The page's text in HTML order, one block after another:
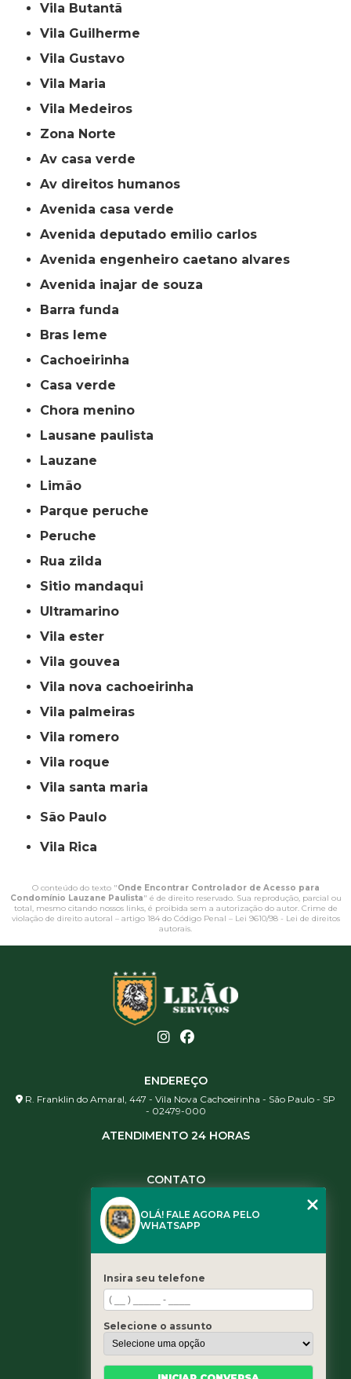
Vila Butantã
Vila Guilherme
Vila Gustavo
Vila Maria
Vila Medeiros
Zona Norte
av casa verde
av direitos humanos
avenida casa verde
avenida deputado emilio carlos
avenida engenheiro caetano alvares
avenida inajar de souza
barra funda
bras leme
cachoeirinha
casa verde
chora menino
lausane paulista
lauzane
limão
parque peruche
peruche
rua zilda
sitio mandaqui
ultramarino
vila ester
vila gouvea
vila nova cachoeirinha
vila palmeiras
vila romero
vila roque
vila santa maria
São Paulo
Vila Rica
O conteúdo do texto "Onde Encontrar Controlador de Acesso para
Condomínio Lauzane Paulista" é de direito reservado. Sua reprodução, parcial ou
total, mesmo citando nossos links, é proibida sem a autorização do autor. Crime de
violação de direito autoral – artigo 184 do Código Penal – Lei 9610/98 - Lei de direitos
autorais.
ENDEREÇO
R. Franklin do Amaral, 447 - Vila Nova Cachoeirinha - São Paulo - SP
- 02479-000
ATENDIMENTO 24 HORAS
CONTATO
(11) 3461-5871
contato@leaoservicos.com.br
Home
Quem somos
Serviços
OLÁ! FALE AGORA PELO
WHATSAPP
Insira seu telefone
Selecione o assunto